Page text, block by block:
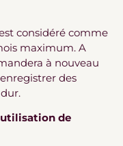
considéré comme
maximum. A
à nouveau
des
de